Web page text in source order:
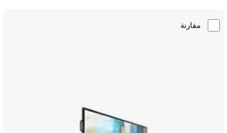
مقارنة